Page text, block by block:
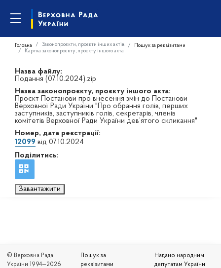
Головна Законопроєкти, проєкти інших актів
Пошук за реквізитами
Картка законопроєкту, проєкту іншого акта
Назва файлу:
Подання (07.10.2024).zip
Назва законопроєкту, проєкту іншого акта:
Проєкт Постанови про внесення змін до Постанови
Верховної Ради України "Про обрання голів, перших
заступників, заступників голів, секретарів, членів
комітетів Верховної Ради України дев’ятого скликання"
Номер, дата реєстрації:
12099 від 07.10.2024
Поділитись:
Завантажити
© Верховна Рада
України 1994—2026
Пошук за
реквізитами
Надано народним
депутатам України